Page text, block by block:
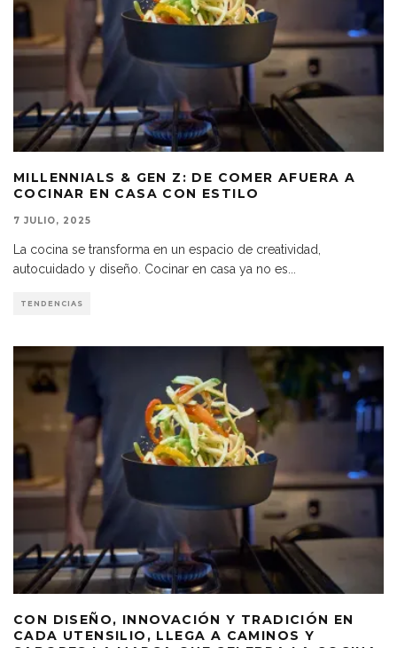
MILLENNIALS & GEN Z: DE COMER AFUERA A
COCINAR EN CASA CON ESTILO
7 JULIO, 2025
La cocina se transforma en un espacio de creatividad,
autocuidado y diseño. Cocinar en casa ya no es...
TENDENCIAS
CON DISEÑO, INNOVACIÓN Y TRADICIÓN EN
CADA UTENSILIO, LLEGA A CAMINOS Y